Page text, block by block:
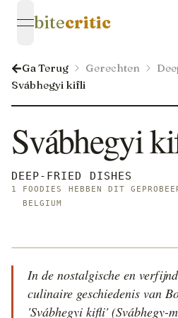
open navigation menu
bitecritic
Ga Terug Gerechten
Svábhegyi kifli
Svábhegyi
DEEP-FRIED DISHES
1 FOODIES HEBBEN DIT
BELGIUM
In de nostalgische en
culinaire geschiedenis van
'Svábhegyi kifli' (Svábhegy-